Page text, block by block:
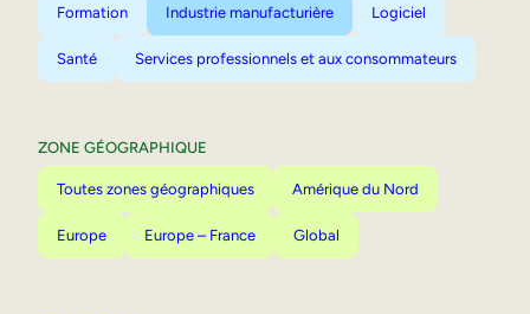
Formation Industrie manufacturière Logiciel
Santé Services professionnels et aux consommateurs
ZONE GÉOGRAPHIQUE
Toutes zones géographiques Amérique du Nord
Europe Europe – France Global